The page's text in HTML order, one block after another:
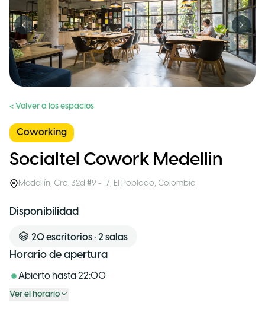
Previous slide Next
< Volver a los espacios
Coworking
Socialtel Cowork Medellin
Medellín, Cra. 32d #9 - 17, El Poblado, Colombia
Disponibilidad
20escritorios • 2 salas
Horario de apertura
Abierto hasta22:00
Ver el horario